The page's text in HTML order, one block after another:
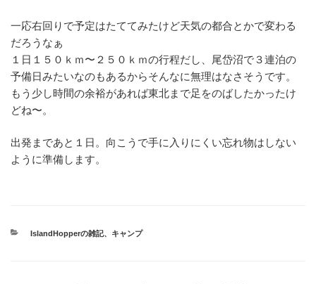
一応右回りで予定はたててみたけど天気の都合とかで変わる
だろうなぁ
１日１５０ｋｍ〜２５０ｋｍの行程だし、尾岱沼で３連泊の
予備日みたいなのもあるからそんなに無理はなさそうです。
もう少し時間の余裕があれば東北まで足をのばしたかったけ
どね〜。
出発まであと１日。向こうで手に入りにくい忘れ物はしない
ように準備します。
カ
IslandHopperの雑記、 キャンプ